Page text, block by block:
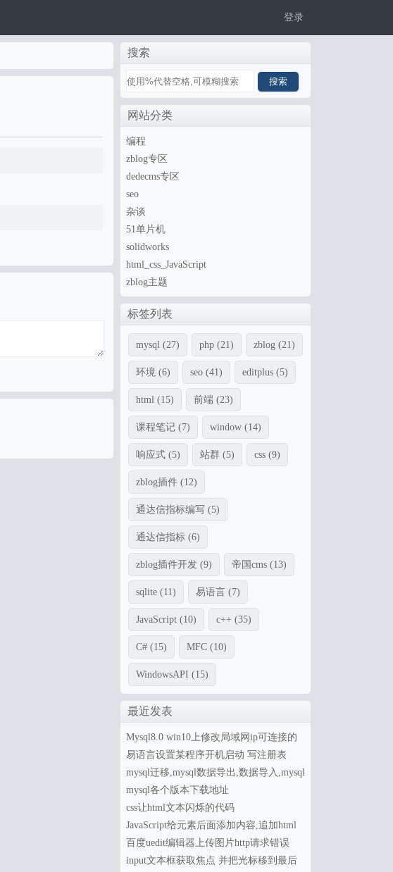
登录
搜索
网站分类
编程
zblog专区
dedecms专区
seo
杂谈
51单片机
solidworks
html_css_JavaScript
zblog主题
标签列表
mysql (27) php (21) zblog (21)
环境 (6) seo (41) editplus (5)
html (15) 前端 (23)
课程笔记 (7) window (14)
响应式 (5) 站群 (5) css (9)
zblog插件 (12)
通达信指标编写 (5)
通达信指标 (6)
zblog插件开发 (9) 帝国cms (13)
sqlite (11) 易语言 (7)
JavaScript (10) c++ (35)
C# (15) MFC (10)
WindowsAPI (15)
最近发表
Mysql8.0 win10上修改局域网ip可连接的
配置
易语言设置某程序开机启动 写注册表
mysql迁移,mysql数据导出,数据导入,mysql
备份 mysql5.7数据导入到mysql8.0
mysql各个版本下载地址
css让html文本闪烁的代码
JavaScript给元素后面添加内容,追加html
内容 insertAdjacentHTML()
百度uedit编辑器上传图片http请求错误
input文本框获取焦点 并把光标移到最后